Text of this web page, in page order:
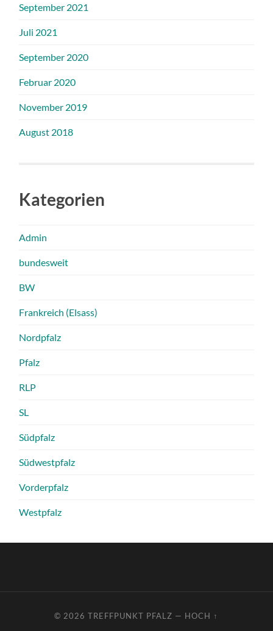
September 2021
Juli 2021
September 2020
Februar 2020
November 2019
August 2018
Kategorien
Admin
bundesweit
BW
Frankreich (Elsass)
Nordpfalz
Pfalz
RLP
SL
Südpfalz
Südwestpfalz
Vorderpfalz
Westpfalz
© 2026TREFFPUNKT PFALZ — HOCH ↑